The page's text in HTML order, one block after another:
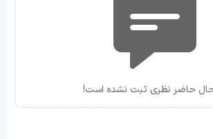
حاضر نظری ثبت نشده است!